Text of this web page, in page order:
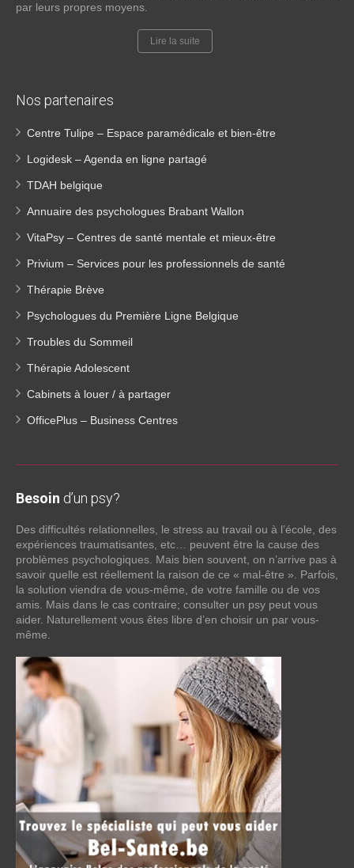
par leurs propres moyens.
Lire la suite
Nos partenaires
Centre Tulipe – Espace paramédicale et bien-être
Logidesk – Agenda en ligne partagé
TDAH belgique
Annuaire des psychologues Brabant Wallon
VitaPsy – Centres de santé mentale et mieux-être
Privium – Services pour les professionnels de santé
Thérapie Brève
Psychologues du Première Ligne Belgique
Troubles du Sommeil
Thérapie Adolescent
Cabinets à louer / à partager
OfficePlus – Business Centres
Besoin d’un psy?
Des difficultés relationnelles, le stress au travail ou à l’école, des
expériences traumatisantes, etc… peuvent être la cause des
problèmes psychologiques. Mais bien souvent, on n’arrive pas à
savoir quelle est réellement la raison de ce « mal-être ». Parfois,
la solution viendra de vous-même, de votre famille ou de vos
amis. Mais dans le cas contraire; consulter un psy peut vous
aider. Naturellement vous êtes libre d’en choisir un par vous-
même.